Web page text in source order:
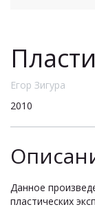
Егор Зигура
2010
Данное
пластических